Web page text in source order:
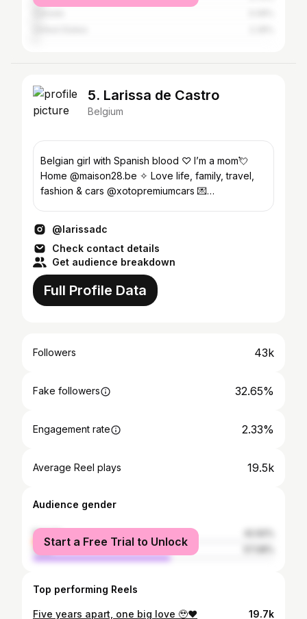
5. Larissa de Castro
Belgium
Belgian girl with Spanish blood ♡ I’m a mom💘
Home @maison28.be ✧ Love life, family, travel,
fashion & cars @xotopremiumcars 💌
@larissadc
Check contact details
Get audience breakdown
Full Profile Data
Followers 43k
Fake followers 32.65%
Engagement rate 2.33%
Average Reel plays 19.5k
Audience gender
female
male
Start a Free Trial to Unlock
Top performing Reels
Five years apart, one big love 🥹❤️ 19.7k